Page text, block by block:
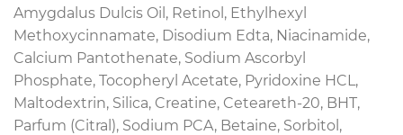
Amygdalus Dulcis Oil, Retinol, Ethylhexyl
Methoxycinnamate, Disodium Edta, Niacinamide,
Calcium Pantothenate, Sodium Ascorbyl
Phosphate, Tocopheryl Acetate, Pyridoxine HCL,
Maltodextrin, Silica, Creatine, Ceteareth-20, BHT,
Parfum (Citral), Sodium PCA, Betaine, Sorbitol,